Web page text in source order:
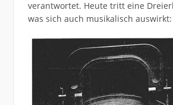
verantwortet. Heute tritt eine
was sich auch musikalisch auswirkt: